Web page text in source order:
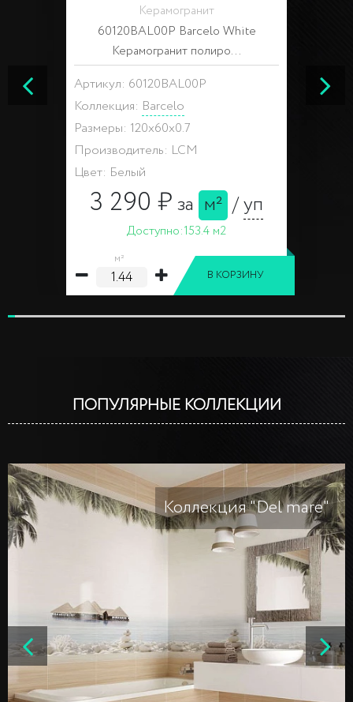
Керамогранит
60120BAL00P Barcelo White
Керамогранит полиро...
Артикул: 60120BAL00P
Коллекция: Barcelo
Размеры: 120x60x0.7
Производитель: LCM
Цвет: Белый
3 290 ₽за м² /уп
Доступно:153.4 м2
м²
В КОРЗИНУ
ПОПУЛЯРНЫЕ КОЛЛЕКЦИИ
Коллекция "Del mare"